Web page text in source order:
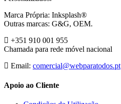
Marca Própria: Inksplash®
Outras marcas: G&G, OEM.
+351 910 001 955
Chamada para rede móvel nacional
Email: comercial@webparatodos.pt
Apoio ao Cliente